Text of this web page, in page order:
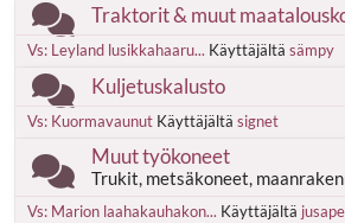
Traktorit & muut
Vs: Leyland lusikkahaaru... Käyttäjältä sämpy
Kuljetuskalusto
Vs: Kuormavaunut Käyttäjältä signet
Muut työkoneet
Trukit, metsäkoneet,
Vs: Marion laahakauhakon... Käyttäjältä jusape